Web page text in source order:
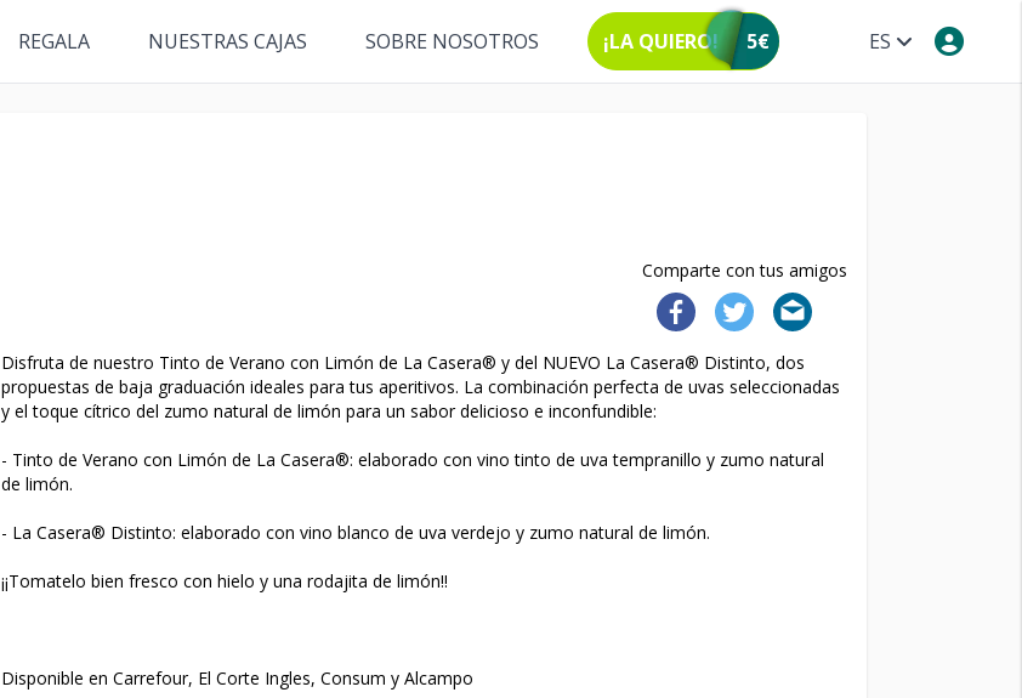
ES
REGALA NUESTRAS CAJAS SOBRE NOSOTROS ¡LA QUIERO! 5€
Comparte con tus amigos
Disfruta de nuestro Tinto de Verano con Limón de La Casera® y del NUEVO La Casera® Distinto, dos
propuestas de baja graduación ideales para tus aperitivos. La combinación perfecta de uvas seleccionadas
y el toque cítrico del zumo natural de limón para un sabor delicioso e inconfundible:
- Tinto de Verano con Limón de La Casera®: elaborado con vino tinto de uva tempranillo y zumo natural
de limón.
- La Casera® Distinto: elaborado con vino blanco de uva verdejo y zumo natural de limón.
¡¡Tomatelo bien fresco con hielo y una rodajita de limón!!
Disponible en Carrefour, El Corte Ingles, Consum y Alcampo